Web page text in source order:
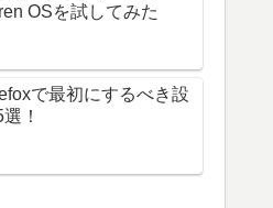
OSを試してみた
で最初にするべき設
！